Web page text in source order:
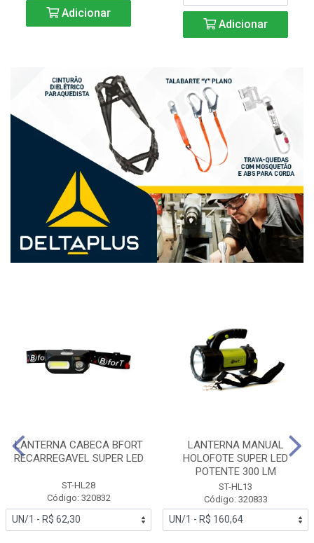
Adicionar
Adicionar
LANTERNA CABECA BFORT
RECARREGAVEL SUPER LED
ST-HL28
Código: 320832
LANTERNA MANUAL
HOLOFOTE SUPER LED
POTENTE 300 LM
ST-HL13
Código: 320833